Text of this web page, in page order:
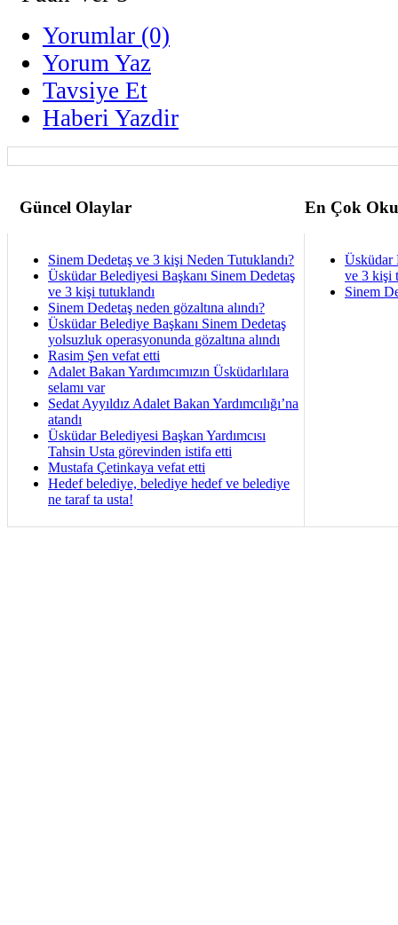
Yorumlar (0)
Yorum Yaz
Tavsiye Et
Haberi Yazdir
Güncel Olaylar En Çok
Sinem Dedetaş ve 3 kişi Neden Tutuklandı?
Üsküdar Belediyesi Başkanı Sinem Dedetaş
ve 3 kişi tutuklandı
Sinem Dedetaş neden gözaltına alındı?
Üsküdar Belediye Başkanı Sinem Dedetaş
yolsuzluk operasyonunda gözaltına alındı
Rasim Şen vefat etti
Adalet Bakan Yardımcımızın Üsküdarlılara
selamı var
Sedat Ayyıldız Adalet Bakan Yardımcılığı’na
atandı
Üsküdar Belediyesi Başkan Yardımcısı
Tahsin Usta görevinden istifa etti
Mustafa Çetinkaya vefat etti
Hedef belediye, belediye hedef ve belediye
ne taraf ta usta!
Üsküdar
ve 3 kişi
Sinem